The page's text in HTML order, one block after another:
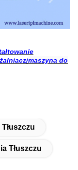
/maszyna do
Tłuszczu